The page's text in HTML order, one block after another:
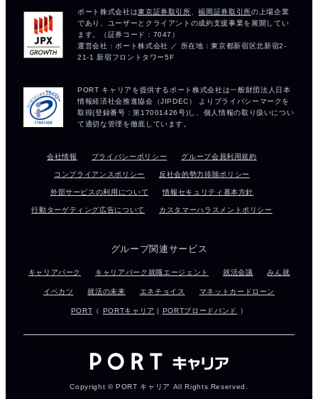
会社情報 プライバシーポリシー グループ会員利用規約
コンプライアンスポリシー 反社会的勢力排除ポリシー
外部サービスの利用について 情報セキュリティ基本方針
行動ターゲティング広告について カスタマーハラスメントポリシー